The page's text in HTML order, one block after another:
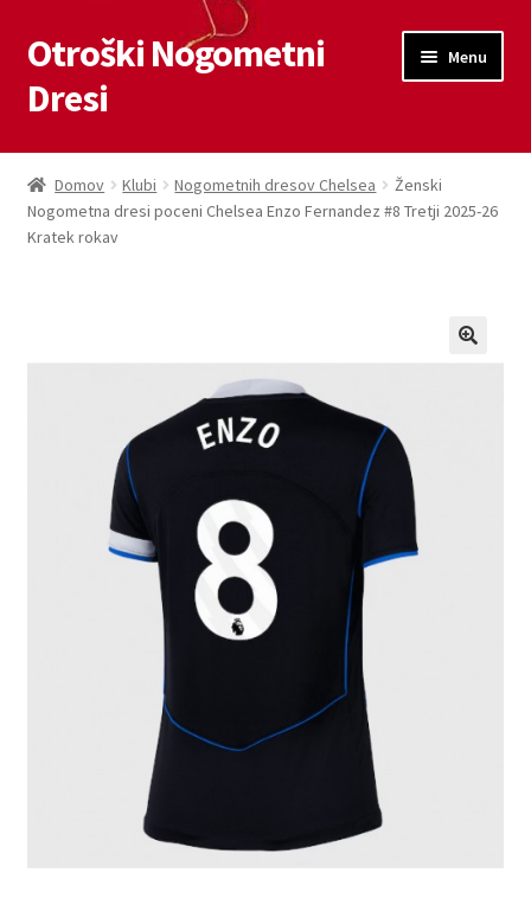
Skip
to
navigation
Skip
to
content
Otroški Nogometni
Dresi
Menu
Domov
Blog
Zaključek nakupa
Domov Klubi Nogometnih dresov Chelsea
Ženski
Nogometna dresi poceni Chelsea Enzo Fernandez #8 Tretji 2025-26
Kratek rokav